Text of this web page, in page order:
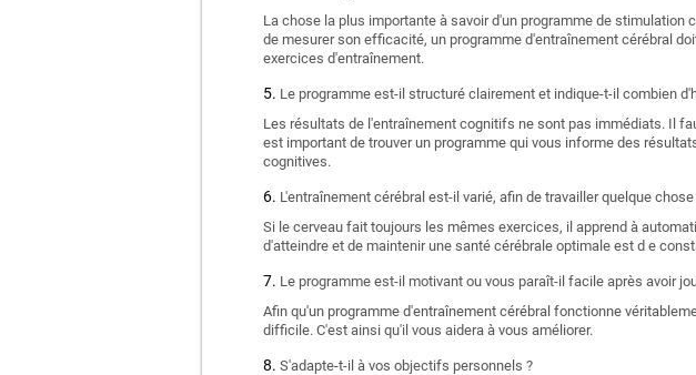
La chose la plus importante à savoir d'un programme de
de mesurer son efficacité, un programme d'entraînement cérébral
exercices d'entraînement.
Le programme est-il structuré clairement et indique-t-il combien
Les résultats de l'entraînement cognitifs ne sont pas immédiats. Il
est important de trouver un programme qui vous informe des
cognitives.
L'entraînement cérébral est-il varié, afin de travailler quelque
Si le cerveau fait toujours les mêmes exercices, il apprend à
d'atteindre et de maintenir une santé cérébrale optimale est d e
Le programme est-il motivant ou vous paraît-il facile après avoir
Afin qu'un programme d'entraînement cérébral fonctionne
difficile. C'est ainsi qu'il vous aidera à vous améliorer.
S'adapte-t-il à vos objectifs personnels ?